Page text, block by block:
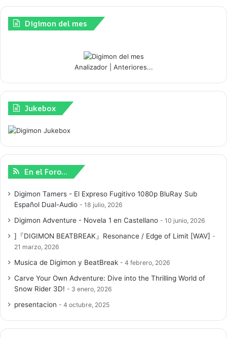
Digimon del mes
Analizador| Anteriores...
Jukebox
En el Foro…
Digimon Tamers - El Expreso Fugitivo 1080p BluRay Sub
Español Dual-Audio
18 julio, 2026
Digimon Adventure - Novela 1 en Castellano 10 junio, 2026
]『DIGIMON BEATBREAK』Resonance / Edge of Limit [WAV]
21 marzo, 2026
Musica de Digimon y BeatBreak 4 febrero, 2026
Carve Your Own Adventure: Dive into the Thrilling World of
Snow Rider 3D!
3 enero, 2026
presentacion 4 octubre, 2025